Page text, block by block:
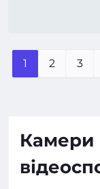
1 2 3
Камери